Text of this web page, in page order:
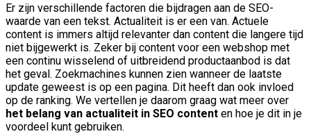
Er zijn verschillende factoren die bijdragen aan de SEO-
waarde van een tekst. Actualiteit is er een van. Actuele
content is immers altijd relevanter dan content die langere tijd
niet bijgewerkt is. Zeker bij content voor een webshop met
een continu wisselend of uitbreidend productaanbod is dat
het geval. Zoekmachines kunnen zien wanneer de laatste
update geweest is op een pagina. Dit heeft dan ook invloed
op de ranking. We vertellen je daarom graag wat meer over
het belang van actualiteit in SEO content en hoe je dit in je
voordeel kunt gebruiken.